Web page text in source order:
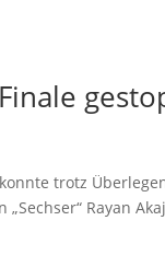
trotz
Rayan